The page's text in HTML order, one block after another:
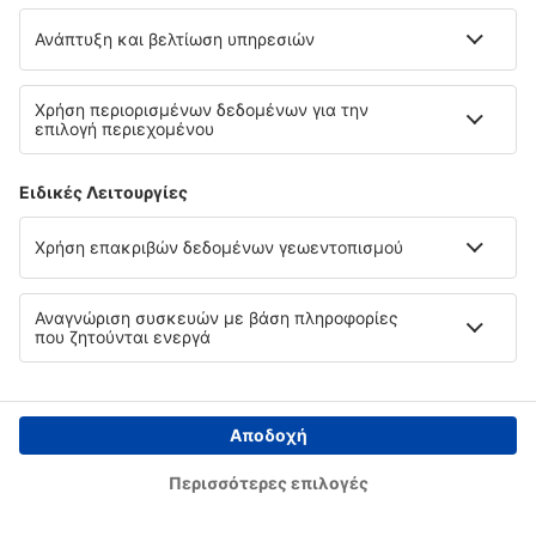
Όροι κράτησης
περισσότερες ώρες
Τιμή κατ' άτομο σε δύο κατευθύνσεις:
280EUR
1 Ελέγξτε
Αναχώρηση
Επιστροφή